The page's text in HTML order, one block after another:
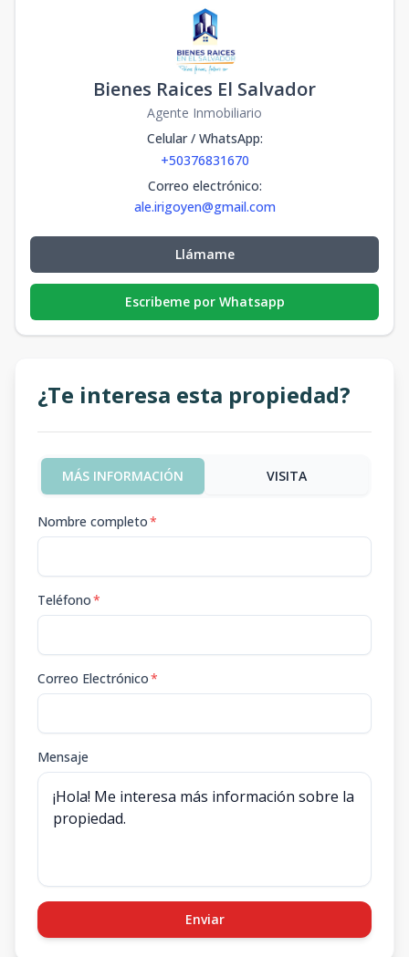
Bienes Raices El Salvador
Agente Inmobiliario
Celular / WhatsApp:
+50376831670
Correo electrónico:
ale.irigoyen@gmail.com
Llámame
Escribeme por Whatsapp
¿Te interesa esta propiedad?
MÁS INFORMACIÓN VISITA
Nombre completo*
Teléfono*
Correo Electrónico*
Mensaje
Enviar